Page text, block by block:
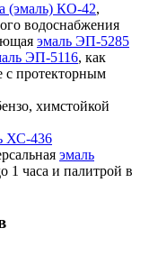
(эмаль) КО-42,
водоснабжения
эмаль ЭП-5285
ЭП-5116, как
с протекторным
химстойкой
ХС-436
эмаль
1 часа и палитрой в